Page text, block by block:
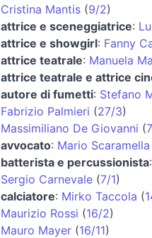
Cristina Mantis (9/2)
attrice e sceneggiatrice:
attrice e showgirl: Fanny
attrice teatrale: Manuela
attrice teatrale e attrice
autore di fumetti: Stefano
Fabrizio Palmieri (27/3)
Massimiliano De Giovanni (
avvocato: Mario Scaramella
batterista e percussionista:
Sergio Carnevale (7/1)
calciatore: Mirko Taccola (
Maurizio Rossi (16/2)
Mauro Mayer (16/11)